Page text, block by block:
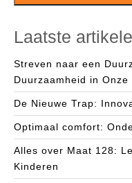
Laatste
Streven naar een
Duurzaamheid in Onze
De Nieuwe Trap:
Optimaal comfort:
Alles over Maat 128:
Kinderen